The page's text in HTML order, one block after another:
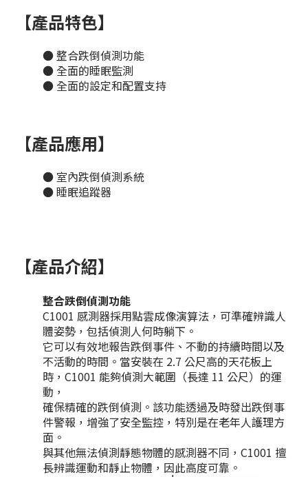
【產品特色】
●整合跌倒偵測功能
●全面的睡眠監測
●全面的設定和配置支持
【產品應用】
● 室內跌倒偵測系統
● 睡眠追蹤器
【產品介紹】
整合跌倒偵測功能
C1001 感測器採用點雲成像演算法，可準確辨識人
體姿勢，包括偵測人何時躺下。
它可以有效地報告跌倒事件、不動的持續時間以及
不活動的時間。當安裝在 2.7 公尺高的天花板上
時，C1001 能夠偵測大範圍（長達 11 公尺）的運
動，
確保精確的跌倒偵測。該功能透過及時發出跌倒事
件警報，增強了安全監控，特別是在老年人護理方
面。
與其他無法偵測靜態物體的感測器不同，C1001 擅
長辨識運動和靜止物體，因此高度可靠。